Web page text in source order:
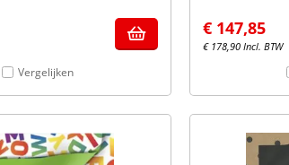
Vergelijken
€ 147,85
€ 178,90 Incl. BTW